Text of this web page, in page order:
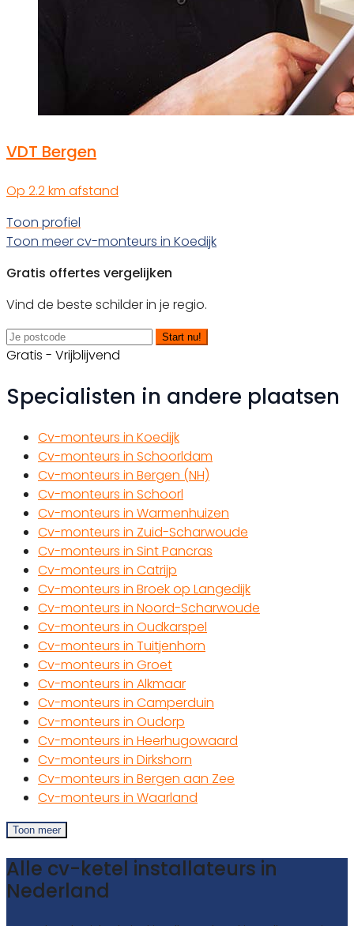
VDT Bergen
Op 2.2 km afstand
Toon profiel
Toon meer cv-monteurs in Koedijk
Gratis offertes vergelijken
Vind de beste schilder in je regio.
Start nu!
Gratis - Vrijblijvend
Specialisten in andere plaatsen
Cv-monteurs in Koedijk
Cv-monteurs in Schoorldam
Cv-monteurs in Bergen (NH)
Cv-monteurs in Schoorl
Cv-monteurs in Warmenhuizen
Cv-monteurs in Zuid-Scharwoude
Cv-monteurs in Sint Pancras
Cv-monteurs in Catrijp
Cv-monteurs in Broek op Langedijk
Cv-monteurs in Noord-Scharwoude
Cv-monteurs in Oudkarspel
Cv-monteurs in Tuitjenhorn
Cv-monteurs in Groet
Cv-monteurs in Alkmaar
Cv-monteurs in Camperduin
Cv-monteurs in Oudorp
Cv-monteurs in Heerhugowaard
Cv-monteurs in Dirkshorn
Cv-monteurs in Bergen aan Zee
Cv-monteurs in Waarland
Toon meer
Alle cv-ketel installateurs in
Nederland